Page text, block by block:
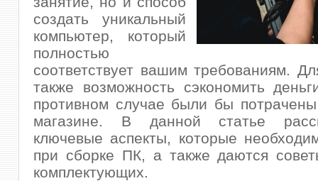
создать уникальный
компьютер, который
полностью
соответствует вашим требованиям.
также возможность сэкономить
противном случае были бы
магазине. В данной статье
ключевые аспекты, которые
при сборке ПК, а также даются
комплектующих.